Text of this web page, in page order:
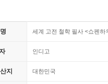
세계 고전 철학 필사 <쇼펜
인디고
지 대한민국